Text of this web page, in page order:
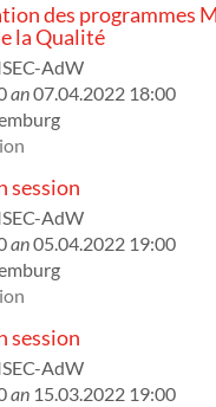
des programmes
la Qualité
AdW
an07.04.2022 18:00
session
AdW
an05.04.2022 19:00
session
AdW
an 15.03.2022 19:00